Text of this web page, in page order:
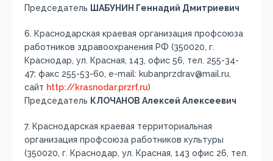
Председатель ШАБУНИН Геннадий Дмитриевич
6. Краснодарская краевая организация профсоюза
работников здравоохранения РФ (350020, г.
Краснодар, ул. Красная, 143, офис 56, тел. 255-34-
47; фaкс 255-53-60, е-mail: kubanprzdrav@mail.ru,
сайт http://krasnodar.przrf.ru)
Председатель КЛОЧАНОВ Алексей Алексеевич
7. Краснодарская краевая территориальная
организация профсоюза работников культуры
(350020, г. Краснодар, ул. Красная, 143 офис 26, тел.